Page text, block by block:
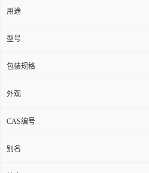
用途
型号
包装规格
外观
CAS编号
别名